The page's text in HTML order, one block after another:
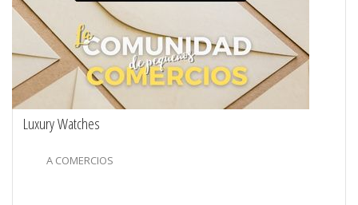
Luxury Watches
A COMERCIOS